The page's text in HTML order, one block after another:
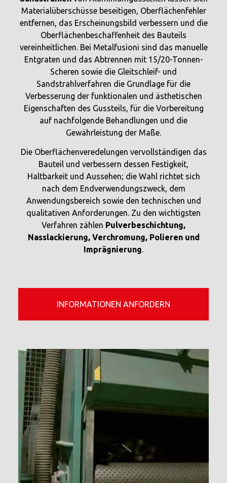
Materialüberschüsse beseitigen, Oberflächenfehler
entfernen, das Erscheinungsbild verbessern und die
Oberflächenbeschaffenheit des Bauteils
vereinheitlichen. Bei Metalfusioni sind das manuelle
Entgraten und das Abtrennen mit 15/20-Tonnen-
Scheren sowie die Gleitschleif- und
Sandstrahlverfahren die Grundlage für die
Verbesserung der funktionalen und ästhetischen
Eigenschaften des Gussteils, für die Vorbereitung
auf nachfolgende Behandlungen und die
Gewährleistung der Maße.
Die Oberflächenveredelungen vervollständigen das
Bauteil und verbessern dessen Festigkeit,
Haltbarkeit und Aussehen; die Wahl richtet sich
nach dem Endverwendungszweck, dem
Anwendungsbereich sowie den technischen und
qualitativen Anforderungen. Zu den wichtigsten
Verfahren zählen Pulverbeschichtung,
Nasslackierung, Verchromung, Polieren und
Imprägnierung.
INFORMATIONEN ANFORDERN